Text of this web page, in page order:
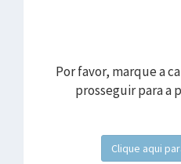
Por favor, marque a
prosseguir para a
Clique aqui